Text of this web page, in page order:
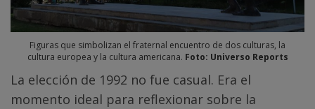
Figuras que simbolizan el fraternal encuentro de dos culturas, la
cultura europea y la cultura americana. Foto: Universo Reports
La elección de 1992 no fue casual. Era el
momento ideal para reflexionar sobre la